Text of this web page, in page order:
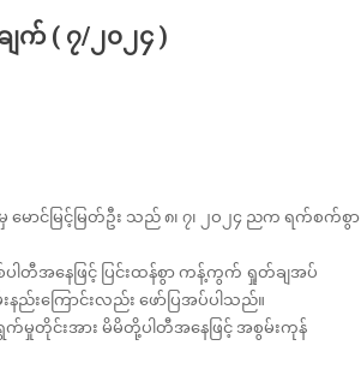
က် ( ၇/၂၀၂၄ )
ောင်မြင့်မြတ်ဦး သည် ၈၊ ၇၊ ၂ဝ၂၄ ညက ရက်စက်စွာ
တီအနေဖြင့် ပြင်းထန်စွာ ကန့်ကွက် ရှုတ်ချအပ်
နည်းကြောင်းလည်း ဖော်ပြအပ်ပါသည်။
မှုတိုင်းအား မိမိတို့ပါတီအနေဖြင့် အစွမ်းကုန်